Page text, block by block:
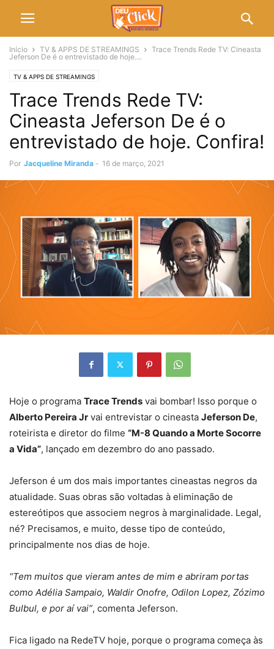
Início TV & APPS DE STREAMINGS
Trace Trends Rede TV: Cineasta
Jeferson De é o entrevistado de hoje....
TV & APPS DE STREAMINGS
Trace Trends Rede TV:
Cineasta Jeferson De é o
entrevistado de hoje. Confira!
Por Jacqueline Miranda - 16 de março, 2021
Hoje o programa Trace Trends vai bombar! Isso porque o
Alberto Pereira Jr vai entrevistar o cineasta Jeferson De,
roteirista e diretor do filme “M-8 Quando a Morte Socorre
a Vida”, lançado em dezembro do ano passado.
Jeferson é um dos mais importantes cineastas negros da
atualidade. Suas obras são voltadas à eliminação de
estereótipos que associem negros à marginalidade. Legal,
né? Precisamos, e muito, desse tipo de conteúdo,
principalmente nos dias de hoje.
“Tem muitos que vieram antes de mim e abriram portas
como Adélia Sampaio, Waldir Onofre, Odilon Lopez, Zózimo
Bulbul, e por aí vai”, comenta Jeferson.
Fica ligado na RedeTV hoje, porque o programa começa às